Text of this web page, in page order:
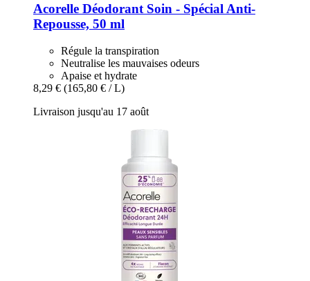
Acorelle Déodorant Soin -​ Spécial Anti-​
Repousse, 50 ml
Régule la transpiration
Neutralise les mauvaises odeurs
Apaise et hydrate
8,29 € (165,80 € / L)
Livraison jusqu'au 17 août